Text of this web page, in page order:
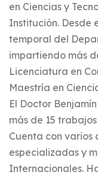
en Ciencias y
Institución. Desde
temporal del
impartiendo más
Licenciatura en
Maestría en
El Doctor
más de 15
Cuenta con varios
especializadas y
Internacionales.